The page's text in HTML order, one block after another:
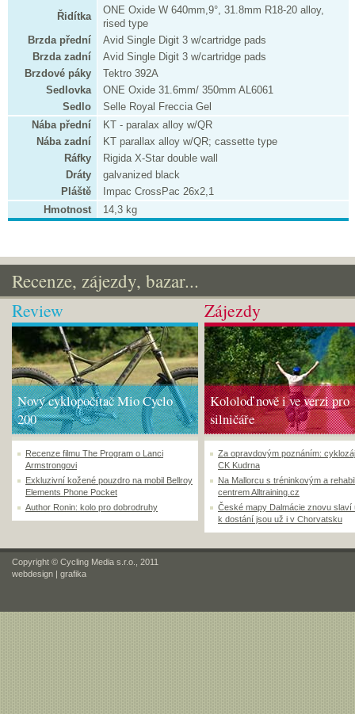
Řidítka
ONE Oxide W 640mm,9°, 31.8mm R18-20 alloy,
rised type
Brzda přední
Avid Single Digit 3 w/cartridge pads
Brzda zadní
Avid Single Digit 3 w/cartridge pads
Brzdové páky
Tektro 392A
Sedlovka
ONE Oxide 31.6mm/ 350mm AL6061
Sedlo
Selle Royal Freccia Gel
Nába přední
KT - paralax alloy w/QR
Nába zadní
KT parallax alloy w/QR; cassette type
Ráfky
Rigida X-Star double wall
Dráty
galvanized black
Pláště
Impac CrossPac 26x2,1
Hmotnost
14,3 kg
Recenze, zájezdy, bazar...
Review
Nový cyklopočítač Mio Cyclo
200
Recenze filmu The Program o Lanci
Armstrongovi
Exkluzivní kožené pouzdro na mobil Bellroy
Elements Phone Pocket
Author Ronin: kolo pro dobrodruhy
Zájezdy
Kololoď nově i ve verzi pro
silničáře
Za opravdovým poznáním:
CK Kudrna
Na Mallorcu s tréninkovým a
centrem Alltraining.cz
České mapy Dalmácie znovu slaví
k dostání jsou už i v Chorvatsku
Copyright © Cycling Media s.r.o., 2011
webdesign | grafika